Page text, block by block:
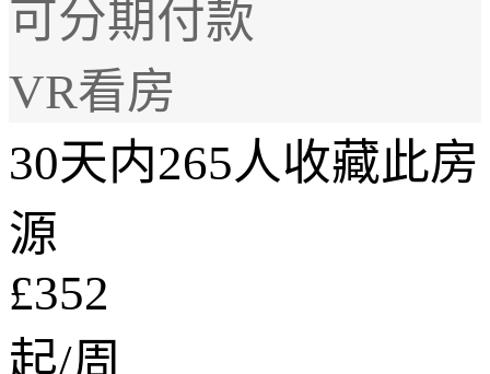
可分期付款
VR看房
30天内265人收藏此房
源
£352
起/周